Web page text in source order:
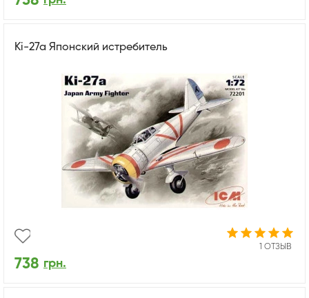
Ki-27a Японский истребитель
1 ОТЗЫВ
738 грн.